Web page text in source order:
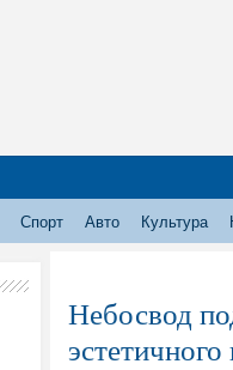
Спорт Авто Культура
Небосвод